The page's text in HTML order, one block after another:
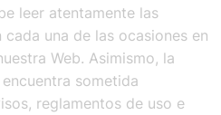
leer atentamente las
una de las ocasiones en
Web. Asimismo, la
sometida
reglamentos de uso e